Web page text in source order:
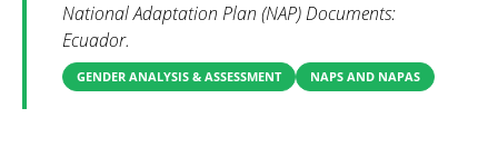
National Adaptation Plan (NAP) Documents:
Ecuador.
GENDER ANALYSIS & ASSESSMENT NAPS AND NAPAS